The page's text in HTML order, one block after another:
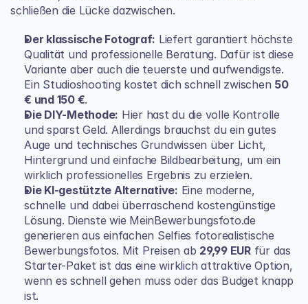
schließen die Lücke dazwischen.
Der klassische Fotograf: Liefert garantiert höchste
Qualität und professionelle Beratung. Dafür ist diese
Variante aber auch die teuerste und aufwendigste.
Ein Studioshooting kostet dich schnell zwischen 50
€ und 150 €.
Die DIY-Methode: Hier hast du die volle Kontrolle
und sparst Geld. Allerdings brauchst du ein gutes
Auge und technisches Grundwissen über Licht,
Hintergrund und einfache Bildbearbeitung, um ein
wirklich professionelles Ergebnis zu erzielen.
Die KI-gestützte Alternative: Eine moderne,
schnelle und dabei überraschend kostengünstige
Lösung. Dienste wie MeinBewerbungsfoto.de
generieren aus einfachen Selfies fotorealistische
Bewerbungsfotos. Mit Preisen ab 29,99 EUR für das
Starter-Paket ist das eine wirklich attraktive Option,
wenn es schnell gehen muss oder das Budget knapp
ist.